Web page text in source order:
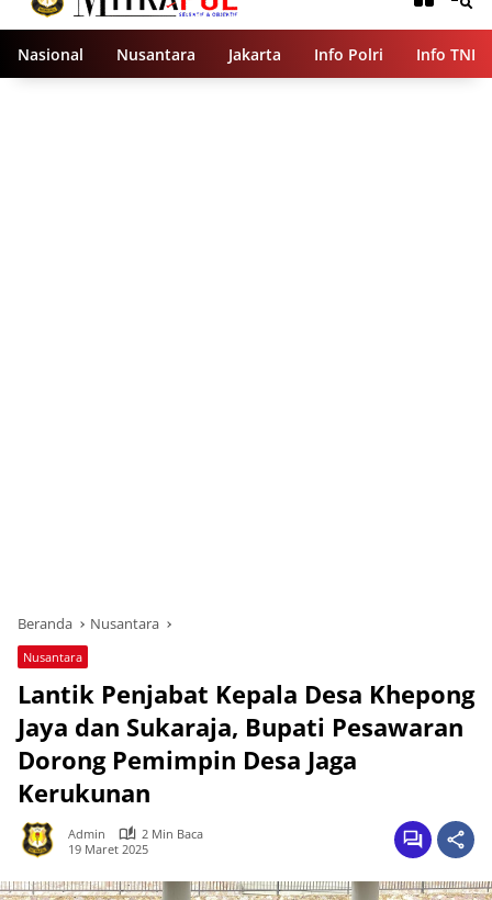
Nasional Nusantara Jakarta Info Polri Info TNI
Beranda Nusantara
Nusantara
Lantik Penjabat Kepala Desa Khepong
Jaya dan Sukaraja, Bupati Pesawaran
Dorong Pemimpin Desa Jaga
Kerukunan
Admin
2 Min Baca
19 Maret 2025